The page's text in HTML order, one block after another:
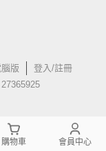
腦版
登入/註冊
購物車 會員中心